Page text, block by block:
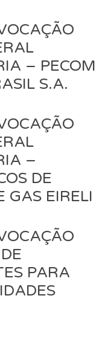
– PECOM
S.A.
–
DE
GAS EIRELI
PARA